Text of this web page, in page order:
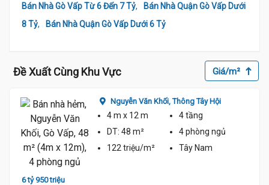
Bán Nhà Gò Vấp Từ 6 Đến 7 Tỷ,
Bán Nhà Quận Gò Vấp Dưới
8 Tỷ, Bán Nhà Quận Gò Vấp Dưới 6 Tỷ
Đề Xuất Cùng Khu Vực Giá/m²
6 tỷ 950 triệu
Nguyễn Văn Khối,Thông Tây Hội
4 m x 12 m
4 tầng
DT: 48 m² 4 phòng ngủ
122 triệu/m²
Tây Nam